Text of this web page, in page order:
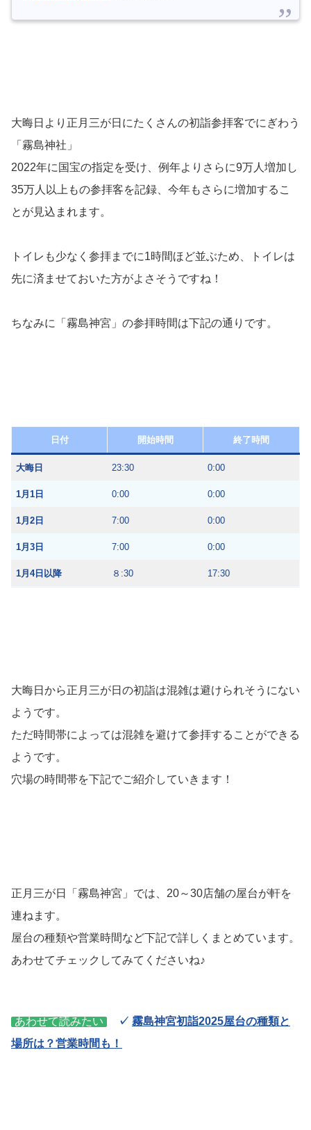
大晦日より正月三が日にたくさんの初詣参拝客でにぎわう
「霧島神社」
2022年に国宝の指定を受け、例年よりさらに9万人増加し
35万人以上もの参拝客を記録、今年もさらに増加するこ
とが見込まれます。
トイレも少なく参拝までに1時間ほど並ぶため、トイレは
先に済ませておいた方がよさそうですね！
ちなみに「霧島神宮」の参拝時間は下記の通りです。
日付 開始時間 終了時間
大晦日 23:30 0:00
1月1日 0:00 0:00
1月2日 7:00 0:00
1月3日 7:00 0:00
1月4日以降 ８:30 17:30
大晦日から正月三が日の初詣は混雑は避けられそうにない
ようです。
ただ時間帯によっては混雑を避けて参拝することができる
ようです。
穴場の時間帯を下記でご紹介していきます！
正月三が日「霧島神宮」では、20～30店舗の屋台が軒を
連ねます。
屋台の種類や営業時間など下記で詳しくまとめています。
あわせてチェックしてみてくださいね♪
あわせて読みたい ✓ 霧島神宮初詣2025屋台の種類と
場所は？営業時間も！